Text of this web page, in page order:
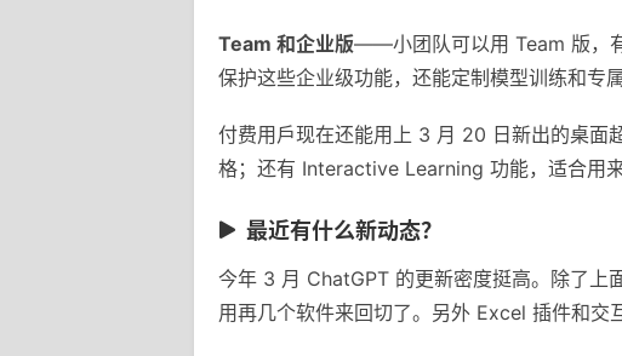
Team 和企业版——小团队可以用 Team 版，
保护这些企业级功能，还能定制模型训练和专属
付费用戶现在还能用上 3 月 20 日新出的桌面
格；还有 Interactive Learning 功能，适合用
最近有什么新动态？
今年 3 月 ChatGPT 的更新密度挺高。除了
用再几个软件来回切了。另外 Excel 插件和交